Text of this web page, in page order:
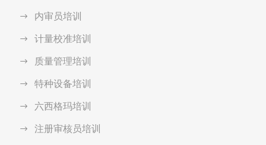
内审员培训
计量校准培训
质量管理培训
特种设备培训
六西格玛培训
注册审核员培训